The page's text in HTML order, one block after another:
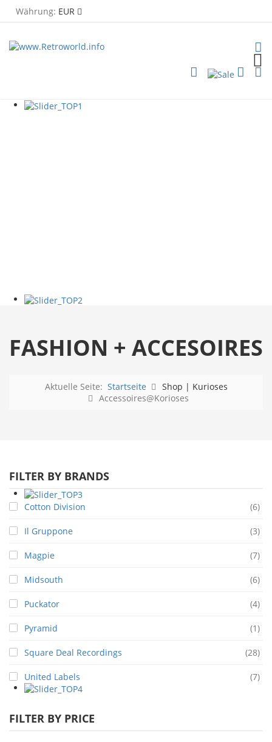
Währung: EUR
FASHION + ACCESOIRES
Aktuelle Seite: Startseite
Shop | Kurioses
Accessoires@Korioses
FILTER BY BRANDS
Cotton Division (6)
Il Gruppone (3)
Magpie (7)
Midsouth (6)
Puckator (4)
Pyramid (1)
Square Deal Recordings (28)
United Labels (7)
FILTER BY PRICE